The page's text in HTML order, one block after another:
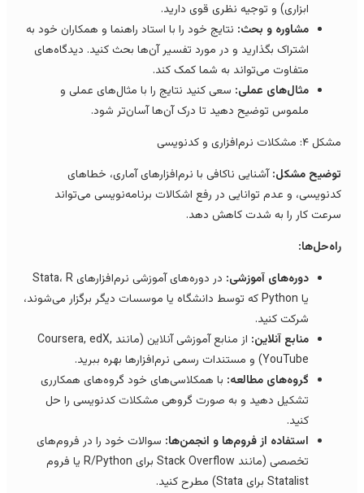
ابزاری) و توجیه نظری قوی دارید.
مشاوره و بحث: نتایج خود را با استاد راهنما و همکاران خود به
اشتراک بگذارید و در مورد تفسیر آن‌ها بحث کنید. دیدگاه‌های
متفاوت می‌تواند به شما کمک کند.
مثال‌های عملی:سعی کنید نتایج را با مثال‌های عملی و
ملموس توضیح دهید تا درک آن‌ها آسان‌تر شود.
مشکلات نرم‌افزاری و کدنویسی
مشکل:آشنایی ناکافی با نرم‌افزارهای آماری، خطاهای
و عدم توانایی در رفع اشکالات برنامه‌نویسی می‌تواند
کار را به شدت کاهش دهد.
دوره‌های آموزشی:
در دوره‌های آموزشی نرم‌افزارهای Stata، R
یا Python که توسط دانشگاه یا موسسات دیگر برگزار می‌شوند،
شرکت کنید.
منابع آنلاین:
از منابع آموزشی آنلاین (مانند Coursera, edX,
YouTube) و مستندات رسمی نرم‌افزارها بهره ببرید.
گروه‌های مطالعه:با همکلاسی‌های خود گروه‌های همکارری
تشکیل دهید و به صورت گروهی مشکلات کدنویسی را حل
استفاده از فروم‌ها و انجمن‌ها:سوالات خود را در فروم‌های
تخصصی (مانند Stack Overflow برای R/Python یا فروم
Statalist برای Stata) مطرح کنید.